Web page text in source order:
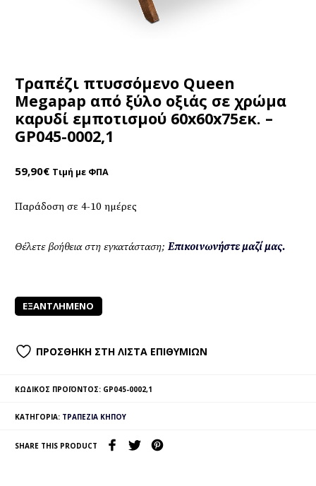
Τραπέζι πτυσσόμενο Queen
Megapap από ξύλο οξιάς σε χρώμα
καρυδί εμποτισμού 60x60x75εκ. –
GP045-0002,1
59,90€ Τιμή με ΦΠΑ
Παράδοση σε 4-10 ημέρες
Θέλετε βοήθεια στη εγκατάσταση; Επικοινωνήστε μαζί μας.
ΕΞΑΝΤΛΗΜΈΝΟ
ΠΡΟΣΘΉΚΗ ΣΤΗ ΛΊΣΤΑ ΕΠΙΘΥΜΙΏΝ
ΚΩΔΙΚΌΣ ΠΡΟΪΌΝΤΟΣ: GP045-0002,1
ΚΑΤΗΓΟΡΊΑ: ΤΡΑΠΈΖΙΑ ΚΉΠΟΥ
SHARE THIS PRODUCT